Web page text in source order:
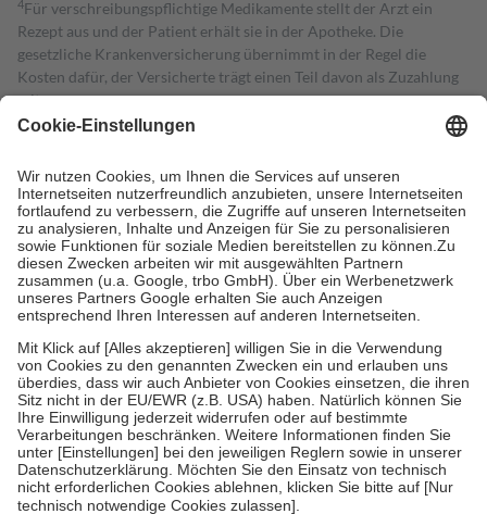
4Für verschreibungspflichtige Medikamente stellt der Arzt ein
Rezept aus und der Patient erhält sie in der Apotheke. Die
gesetzliche Krankenversicherung übernimmt in der Regel die
Kosten dafür, der Versicherte trägt einen Teil davon als Zuzahlung
mit.
Grundsätzlich leisten Mitglieder Zuzahlungen in Höhe von zehn
höchstens zehn Euro.
Es sind jedoch nie mehr als die tatsächlichen
Kosten der Leistung zu entrichten.
Diese Regeln gelten grundsätzlich auch für Online-Apotheken.
Bei Heilmitteln und häuslicher Krankenpflege beträgt die
Zuzahlung zehn Prozent der Kosten sowie zehn Euro je
Verordnung.
Um das Engagement der Versicherten für ihre eigene Gesundheit zu
stärken und die besondere Stellung der Familie zu unterstützen,
fallenkeine Zuzahlungenan bei:
• Kindern und Jugendlichen bis zum vollendeten 18. Lebensjahr
mit Ausnahme der Fahrkosten
• Untersuchungen zur Vorsorge und Früherkennung, die von der
GKV getragen werden
• empfohlenen Schutzimpfungen
• Harn- und Blutteststreifen